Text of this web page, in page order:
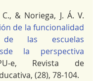
& Noriega, J. Á. V.
de la funcionalidad
de las escuelas
la perspectiva
e, Revista de
(28), 78-104.